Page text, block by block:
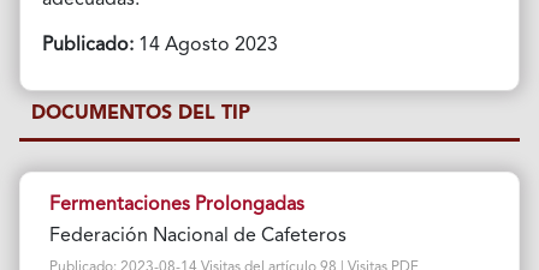
Publicado:14 Agosto 2023
DOCUMENTOS DEL TIP
Fermentaciones Prolongadas
Federación Nacional de Cafeteros